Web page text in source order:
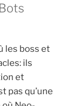
les boss et
ils
et
pas qu’une